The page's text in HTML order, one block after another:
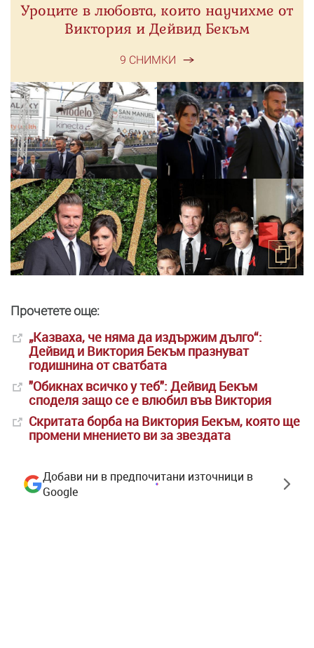
Уроците в любовта, които научихме от
Виктория и Дейвид Бекъм
9 СНИМКИ
Прочетете още:
„Казваха, че няма да издържим дълго“:
Дейвид и Виктория Бекъм празнуват
годишнина от сватбата
"Обикнах всичко у теб": Дейвид Бекъм
споделя защо се е влюбил във Виктория
Скритата борба на Виктория Бекъм, която ще
промени мнението ви за звездата
Добави ни в предпочитани източници в
Google